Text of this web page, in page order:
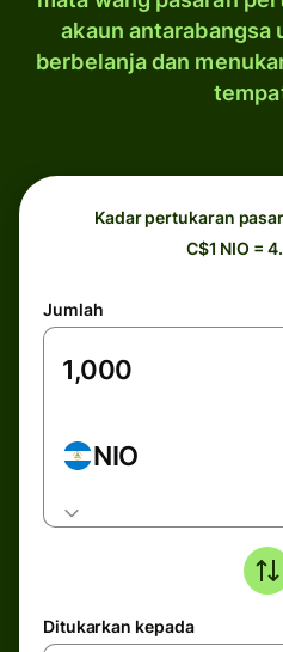
akaun antarabangsa
berbelanja dan
Kadar pertukaran
C$1 NIO =
Jumlah
NIO
Ditukarkan kepada